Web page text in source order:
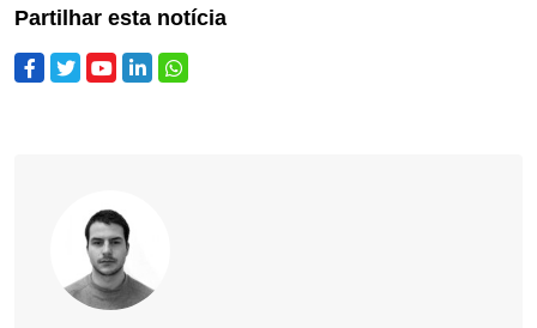
Partilhar esta notícia